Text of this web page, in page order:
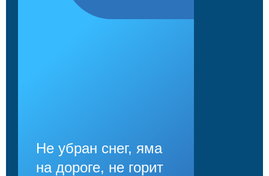
Не убран снег, яма
на дороге, не горит